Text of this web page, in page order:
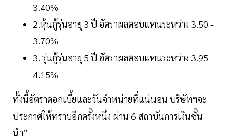
3.40%
2.หุ้นกู้รุ่นอายุ 3 ปี อัตราผลตอบแทนระหว่าง 3.50 -
3.70%
3. รุ่นกู้รุ่นอายุ 5 ปี อัตราผลตอบแทนระหว่าง 3.95 -
4.15%
ทั้งนี้อัตราดอกเบี้ยและวันจำหน่ายที่แน่นอน บริษัทฯจะ
ประกาศให้ทราบอีกครั้งหนึ่ง ผ่าน 6 สถาบันการเงินชั้น
นำ”